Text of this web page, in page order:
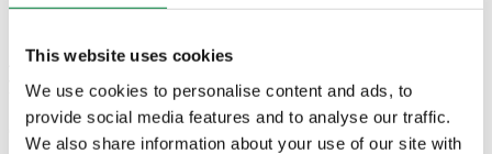
This website uses cookies
We use cookies to personalise content and ads, to
provide social media features and to analyse our traffic.
We also share information about your use of our site with
América Latina y el Caribe, donde fabricantes, distribuidores
y profesionales del sectorHVAC de todo el mundo se
reúnen para conocer el futuro de la refrigeración industrial y
comercial.